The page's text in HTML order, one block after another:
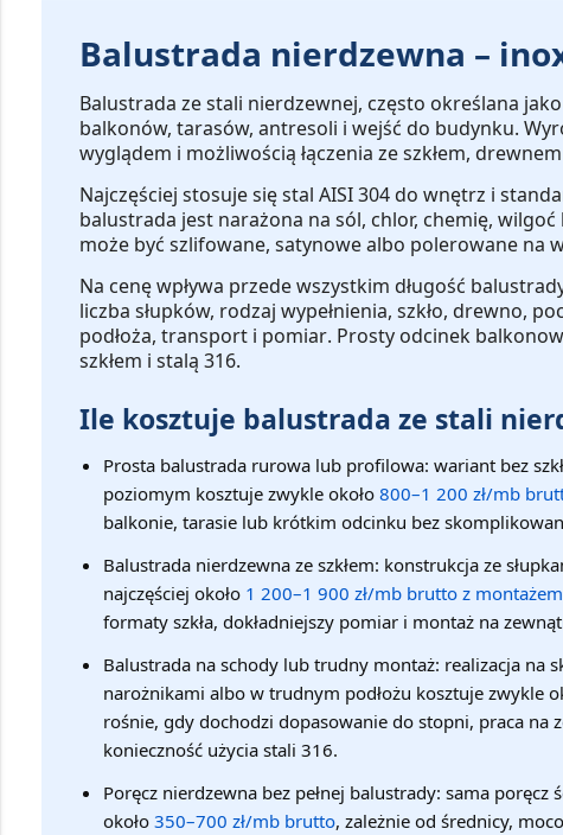
Balustrada nierdzewna –
Balustrada ze stali nierdzewnej, często określana
balkonów, tarasów, antresoli i wejść do budynku.
wyglądem i możliwością łączenia ze szkłem,
Najczęściej stosuje się stal AISI 304do wnętrz i
balustrada jest narażona na sól, chlor, chemię,
może być szlifowane, satynowe albo polerowane na
Na cenę wpływa przede wszystkim długość
liczba słupków, rodzaj wypełnienia, szkło, drewno,
podłoża, transport i pomiar. Prosty odcinek
szkłem i stalą 316.
Ile kosztuje balustrada ze stali
Prosta balustrada rurowa lub profilowa: wariant bez
poziomym kosztuje zwykle około 800–1 200 zł/mb
balkonie, tarasie lub krótkim odcinku bez
Balustrada nierdzewna ze szkłem: konstrukcja ze
najczęściej około 1 200–1 900 zł/mb brutto z montażem
formaty szkła, dokładniejszy pomiar i montaż na
Balustrada na schody lub trudny montaż: realizacja na
narożnikami albo w trudnym podłożu kosztuje zwykle
rośnie, gdy dochodzi dopasowanie do stopni, praca
konieczność użycia stali 316.
Poręcz nierdzewna bez pełnej balustrady: sama poręcz
około 350–700 zł/mb brutto, zależnie od średnicy,